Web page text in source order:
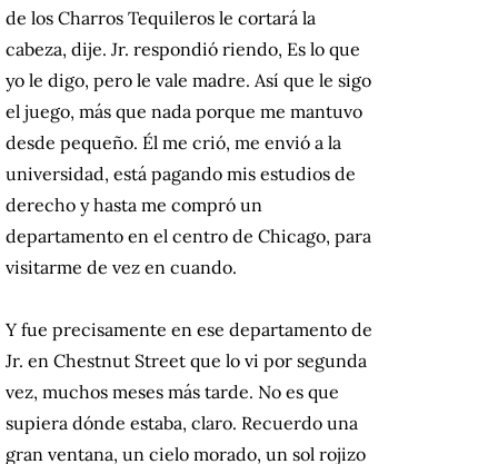
de los Charros Tequileros le cortará la
cabeza, dije. Jr. respondió riendo, Es lo que
yo le digo, pero le vale madre. Así que le sigo
el juego, más que nada porque me mantuvo
desde pequeño. Él me crió, me envió a la
universidad, está pagando mis estudios de
derecho y hasta me compró un
departamento en el centro de Chicago, para
visitarme de vez en cuando.
Y fue precisamente en ese departamento de
Jr. en Chestnut Street que lo vi por segunda
vez, muchos meses más tarde. No es que
supiera dónde estaba, claro. Recuerdo una
gran ventana, un cielo morado, un sol rojizo